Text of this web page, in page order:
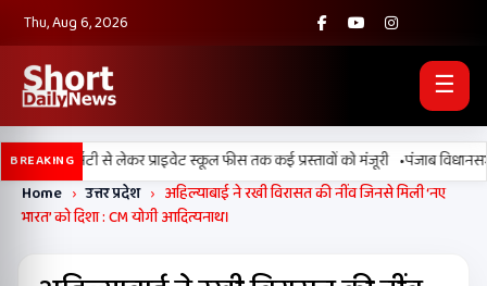
Thu, Aug 6, 2026
☰
BREAKINGसे लेकर प्राइवेट स्कूल फीस तक कई प्रस्तावों को मंजूरी •पंजाब विधानसभा में
Home › उत्तर प्रदेश › अहिल्याबाई ने रखी विरासत की नींव जिनसे मिली ‘नए
भारत’ को दिशा : CM योगी आदित्यनाथ।